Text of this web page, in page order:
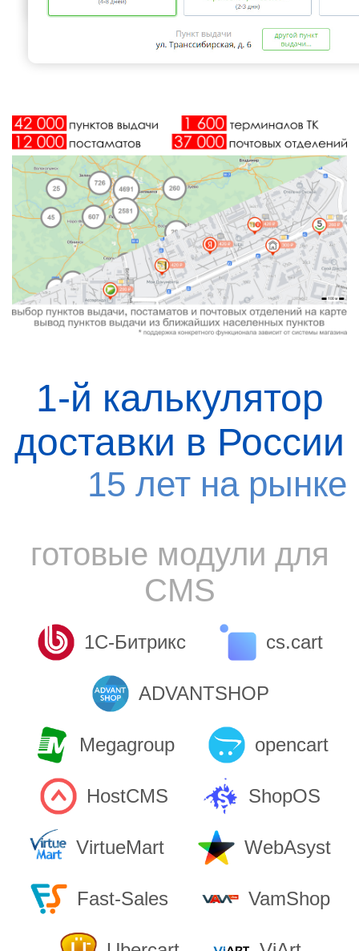
1-й калькулятор
доставки в России
15 лет на рынке
готовые модули для
CMS
1С-Битрикс cs.cart
ADVANTSHOP
Megagroup opencart
HostCMS ShopOS
VirtueMart WebAsyst
Fast-Sales VamShop